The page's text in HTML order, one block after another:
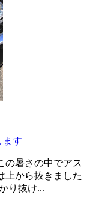
ます
の暑さの中でアス
上から抜きました
り抜け...